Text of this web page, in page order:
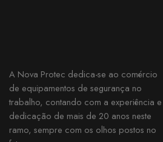
A Nova Protec dedica-se ao comércio
de equipamentos de segurança no
trabalho, contando com a experiência e
dedicação de mais de 20 anos neste
ramo, sempre com os olhos postos no